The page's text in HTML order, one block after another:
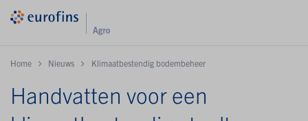
Home Nieuws Klimaatbestendig bodembeheer
Handvatten voor een